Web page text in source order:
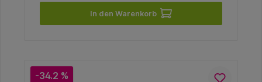
In den Warenkorb
-34.2 %